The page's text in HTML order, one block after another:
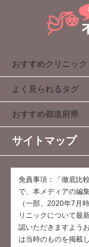
おすすめクリニック
よく見られるタグ
おすすめ都道府県
サイトマップ
免責事項：「徹底比
で、本メディアの編
（一部、2020年7月
リニックについて最
認いただきますよう
は当時のものを掲載